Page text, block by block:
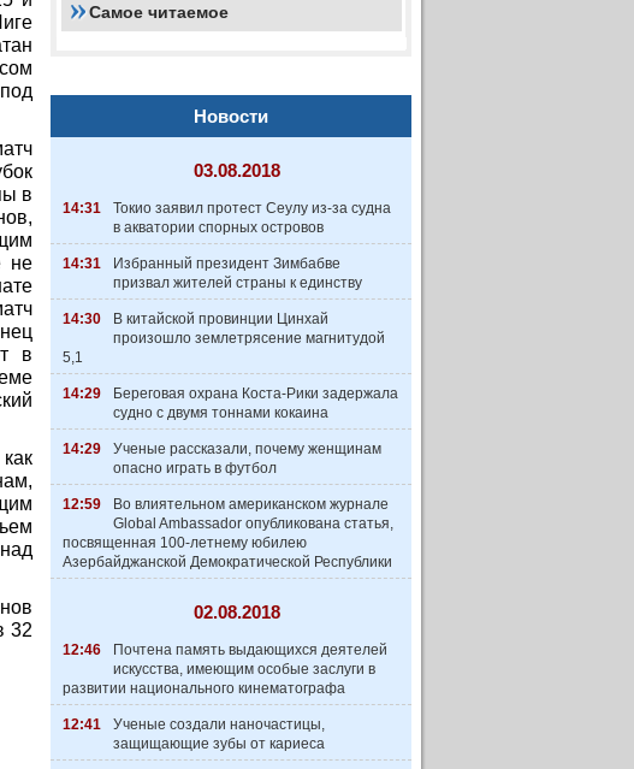
в
не
в
32
Самое читаемое
Новости
03.08.2018
14:31
Токио заявил протест Сеулу из-за судна
в акватории спорных островов
14:31
Избранный президент Зимбабве
призвал жителей страны к единству
14:30
В китайской провинции Цинхай
произошло землетрясение магнитудой
5,1
14:29
Береговая охрана Коста-Рики задержала
судно с двумя тоннами кокаина
14:29
Ученые рассказали, почему женщинам
опасно играть в футбол
12:59
Во влиятельном американском журнале
Global Ambassador опубликована статья,
посвященная 100-летнему юбилею
Азербайджанской Демократической Республики
02.08.2018
12:46
Почтена память выдающихся деятелей
искусства, имеющим особые заслуги в
развитии национального кинематографа
12:41
Ученые создали наночастицы,
защищающие зубы от кариеса